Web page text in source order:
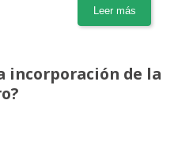
Leer más
incorporación de la